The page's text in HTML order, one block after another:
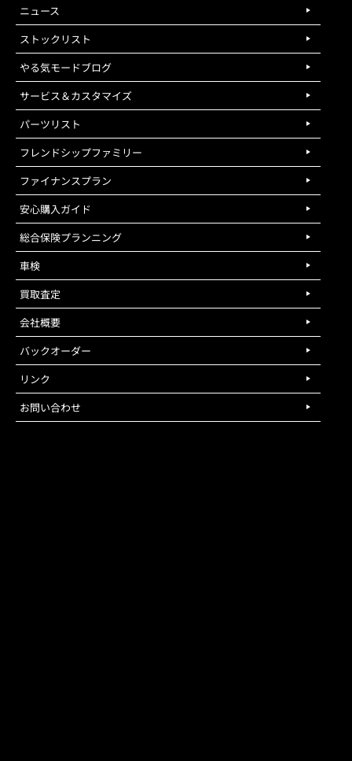
ニュース
ストックリスト
やる気モードブログ
サービス＆カスタマイズ
パーツリスト
フレンドシップファミリー
ファイナンスプラン
安心購入ガイド
総合保険プランニング
車検
買取査定
会社概要
バックオーダー
リンク
お問い合わせ